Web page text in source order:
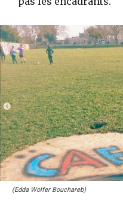
(Edda Wolfer Bouchareb)